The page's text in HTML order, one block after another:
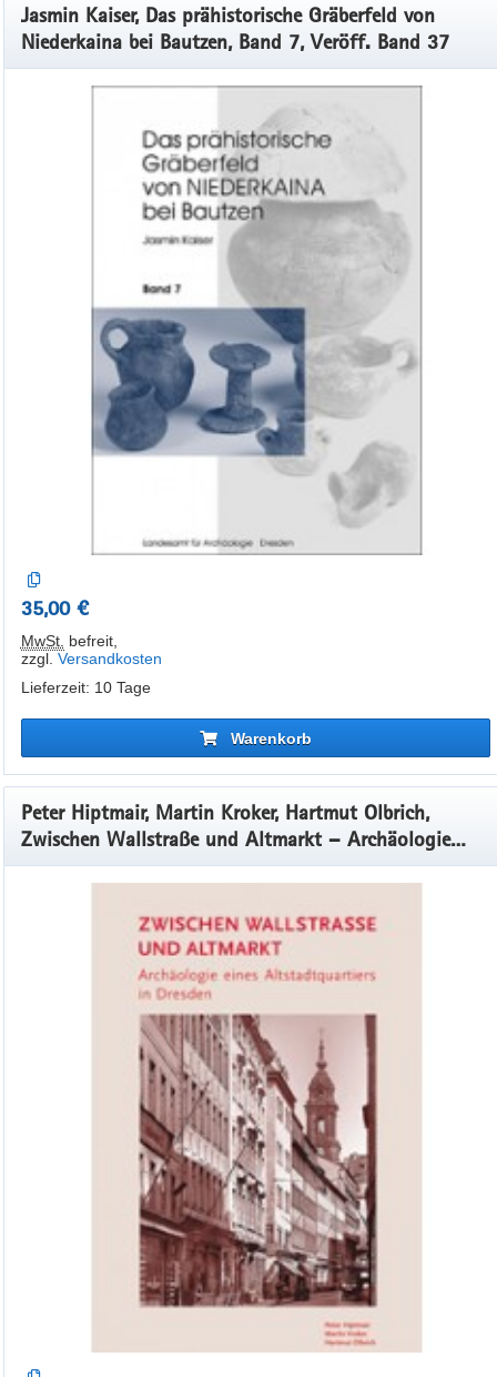
Jasmin Kaiser, Das prähistorische Gräberfeld von
Niederkaina bei Bautzen, Band 7, Veröff. Band 37
35,00 €
MwSt. befreit,
zzgl. Versandkosten
Lieferzeit: 10 Tage
Warenkorb
Peter Hiptmair, Martin Kroker, Hartmut Olbrich,
Zwischen Wallstraße und Altmarkt – Archäologie
eines Altstadtquartiers in Dresden, Veröff. Band 34